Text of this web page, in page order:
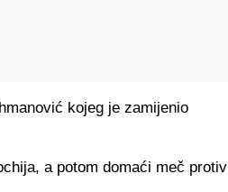
kojeg je zamijenio
a potom domaći meč protiv